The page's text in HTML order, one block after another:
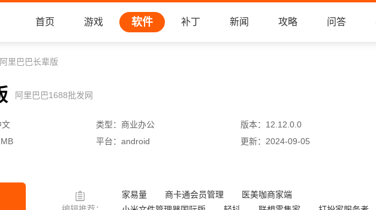
首页 游戏 软件 补丁 新闻 攻略 问答
阿里巴巴长辈版
阿里巴巴1688批发网
文 类型： 商业办公 版本： 12.12.0.0
平台： android 更新： 2024-09-05
家易量 商卡通会员管理
医美咖商家端